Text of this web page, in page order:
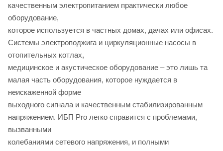
качественным электропитанием практически любое
оборудование,
которое используется в частных домах, дачах или офисах.
Системы электроподжига и циркуляционные насосы в
отопительных котлах,
медицинское и акустическое оборудование – это лишь та
малая часть оборудования, которое нуждается в
неискаженной форме
выходного сигнала и качественным стабилизированным
напряжением. ИБП Pro легко справится с проблемами,
вызванными
колебаниями сетевого напряжения, и полными